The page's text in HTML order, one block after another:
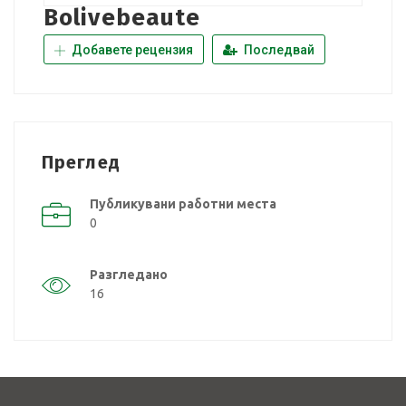
Bolivebeaute
Добавете рецензия Последвай
Преглед
Публикувани работни места
0
Разгледано
16